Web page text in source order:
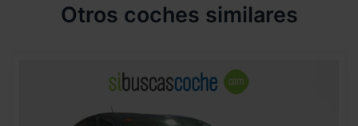
Otros coches similares